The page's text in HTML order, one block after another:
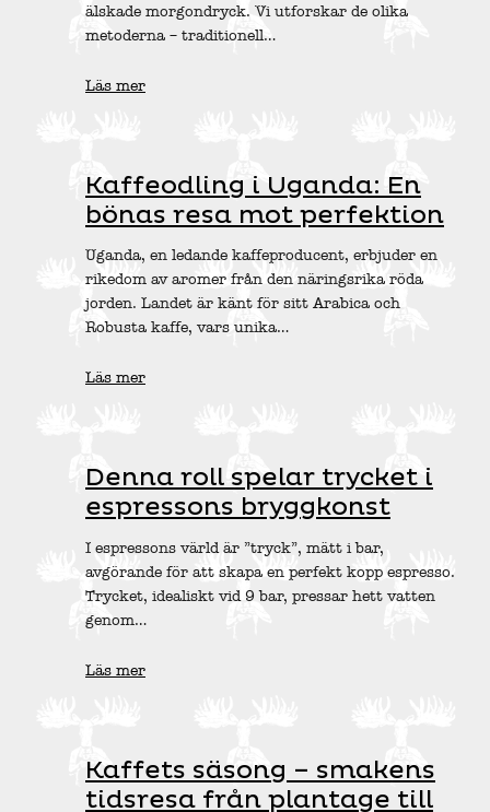
älskade morgondryck. Vi utforskar de olika
metoderna – traditionell…
Läs mer
Kaffeodling i Uganda: En
bönas resa mot perfektion
Uganda, en ledande kaffeproducent, erbjuder en
rikedom av aromer från den näringsrika röda
jorden. Landet är känt för sitt Arabica och
Robusta kaffe, vars unika…
Läs mer
Denna roll spelar trycket i
espressons bryggkonst
I espressons värld är ”tryck”, mätt i bar,
avgörande för att skapa en perfekt kopp espresso.
Trycket, idealiskt vid 9 bar, pressar hett vatten
genom…
Läs mer
Kaffets säsong – smakens
tidsresa från plantage till